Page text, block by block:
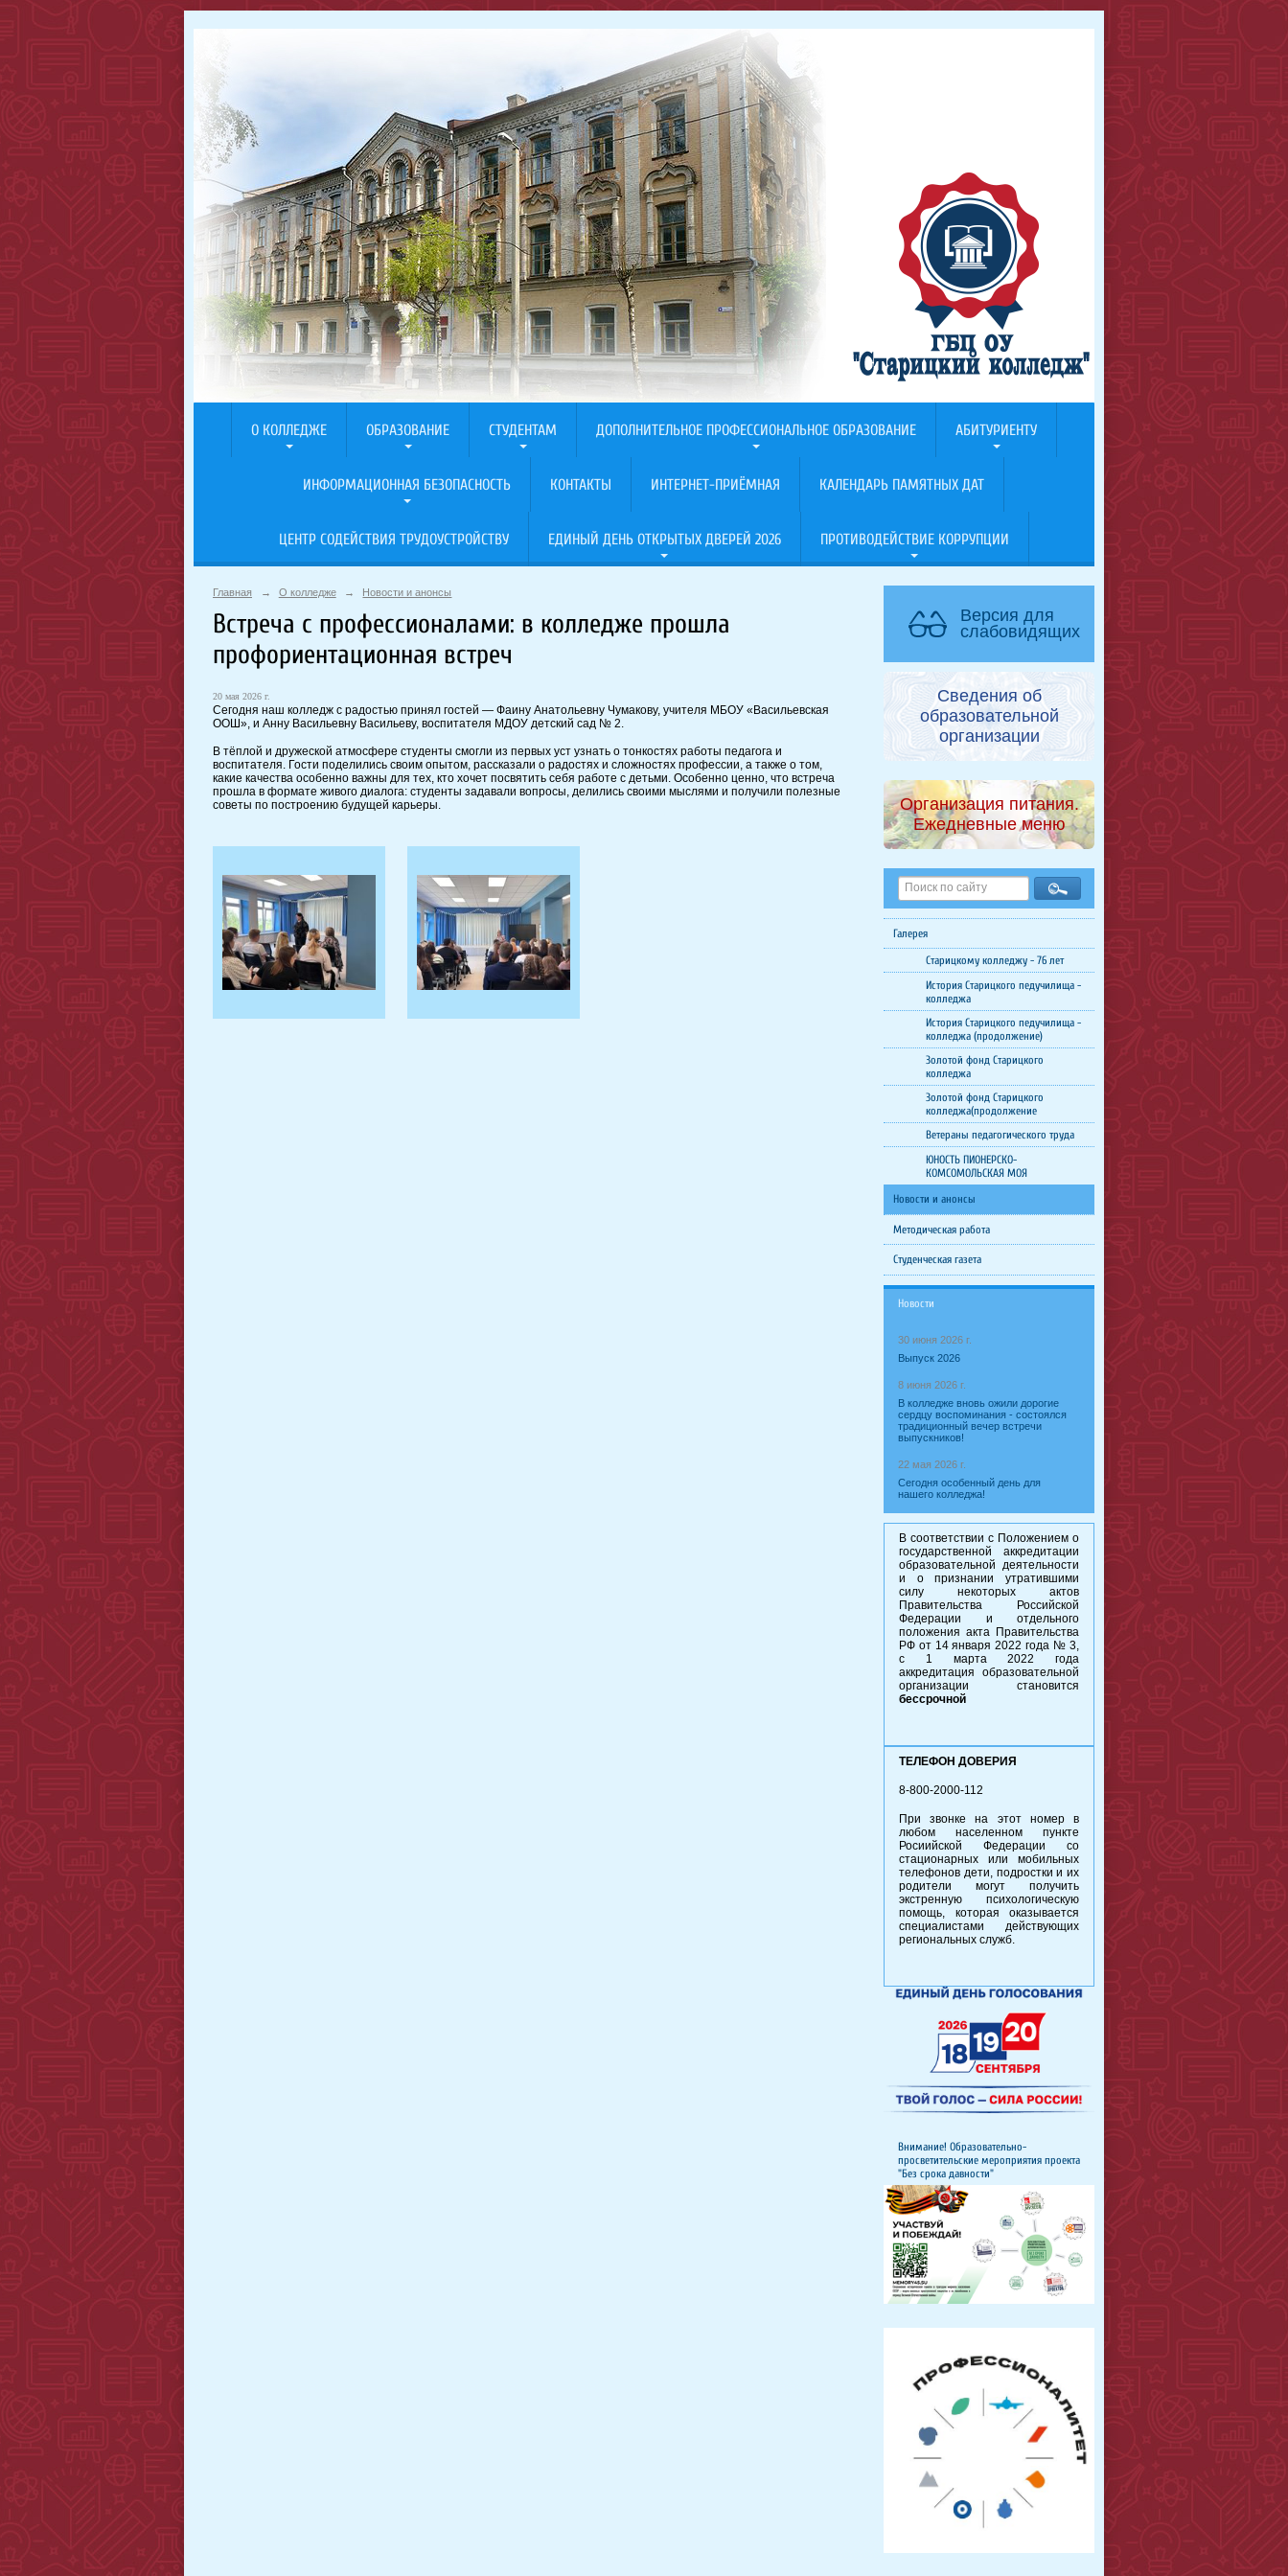
О КОЛЛЕДЖЕ ОБРАЗОВАНИЕ СТУДЕНТАМ ДОПОЛНИТЕЛЬНОЕ ПРОФЕССИОНАЛЬНОЕ ОБРАЗОВАНИЕ АБИТУРИЕНТУ
ИНФОРМАЦИОННАЯ БЕЗОПАСНОСТЬ КОНТАКТЫ ИНТЕРНЕТ-ПРИЁМНАЯ КАЛЕНДАРЬ ПАМЯТНЫХ ДАТ
ЦЕНТР СОДЕЙСТВИЯ ТРУДОУСТРОЙСТВУ ЕДИНЫЙ ДЕНЬ ОТКРЫТЫХ ДВЕРЕЙ 2026 ПРОТИВОДЕЙСТВИЕ КОРРУПЦИИ
Главная → О колледже → Новости и анонсы
Встреча с профессионалами: в колледже прошла
профориентационная встреч
20 мая 2026 г.
Сегодня наш колледж с радостью принял гостей — Фаину Анатольевну Чумакову, учителя МБОУ «Васильевская
ООШ», и Анну Васильевну Васильеву, воспитателя МДОУ детский сад № 2.
В тёплой и дружеской атмосфере студенты смогли из первых уст узнать о тонкостях работы педагога и
воспитателя. Гости поделились своим опытом, рассказали о радостях и сложностях профессии, а также о том,
какие качества особенно важны для тех, кто хочет посвятить себя работе с детьми. Особенно ценно, что встреча
прошла в формате живого диалога: студенты задавали вопросы, делились своими мыслями и получили полезные
советы по построению будущей карьеры.
Версия для
слабовидящих
Сведения об
образовательной
организации
Организация питания.
Ежедневные меню
Галерея
Старицкому колледжу - 76 лет
История Старицкого педучилища -
колледжа
История Старицкого педучилища -
колледжа (продолжение)
Золотой фонд Старицкого
колледжа
Золотой фонд Старицкого
колледжа(продолжение
Ветераны педагогического труда
ЮНОСТЬ ПИОНЕРСКО-
КОМСОМОЛЬСКАЯ МОЯ
Новости и анонсы
Методическая работа
Студенческая газета
Новости
30 июня 2026 г.
Выпуск 2026
8 июня 2026 г.
В колледже вновь ожили дорогие
сердцу воспоминания - состоялся
традиционный вечер встречи
выпускников!
22 мая 2026 г.
Сегодня особенный день для
нашего колледжа!
В соответствии с Положением о
государственной аккредитации
образовательной деятельности
и о признании утратившими
силу некоторых актов
Правительства Российской
Федерации и отдельного
положения акта Правительства
РФ от 14 января 2022 года № 3,
с 1 марта 2022 года
аккредитация образовательной
организации становится
бессрочной
ТЕЛЕФОН ДОВЕРИЯ
8-800-2000-112
При звонке на этот номер в
любом населенном пункте
Росиийской Федерации со
стационарных или мобильных
телефонов дети, подростки и их
родители могут получить
экстренную психологическую
помощь, которая оказывается
специалистами действующих
региональных служб.
Внимание! Образовательно-
просветительские мероприятия проекта
"Без срока давности"